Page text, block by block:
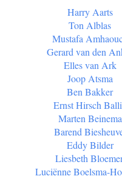
Harry Aarts
Ton Alblas
Mustafa
Gerard van den
Elles van Ark
Joop Atsma
Ben Bakker
Ernst Hirsch
Marten Beinema
Barend
Eddy Bilder
Liesbeth
Luciënne Boelsma-